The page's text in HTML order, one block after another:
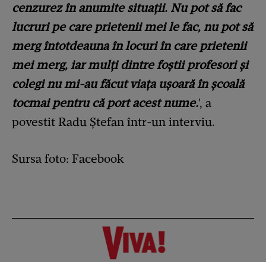
cenzurez în anumite situații. Nu pot să fac
lucruri pe care prietenii mei le fac, nu pot să
merg întotdeauna în locuri în care prietenii
mei merg, iar mulți dintre foștii profesori și
colegi nu mi-au făcut viața ușoară în școală
tocmai pentru că port acest nume.', a
povestit Radu Ștefan într-un interviu.
Sursa foto: Facebook